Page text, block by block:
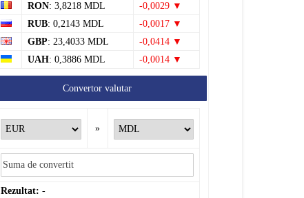
RON: 3,8218 MDL
-0,0029 ▼
RUB: 0,2143 MDL
-0,0017 ▼
GBP: 23,4033 MDL
-0,0414 ▼
UAH: 0,3886 MDL -0,0014 ▼
Convertor valutar
»
Rezultat: -